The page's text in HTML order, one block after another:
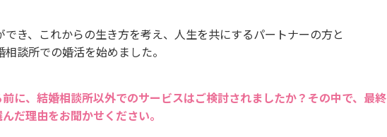
き、これからの生き方を考え、人生を共にするパートナーの方と
談所での婚活を始めました。
に、結婚相談所以外でのサービスはご検討されましたか？その中で、最終
だ理由をお聞かせください。